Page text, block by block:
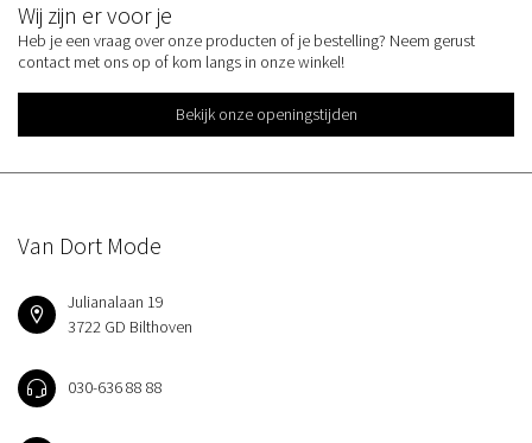
Wij zijn er voor je
Heb je een vraag over onze producten of je bestelling? Neem gerust
contact met ons op of kom langs in onze winkel!
Bekijk onze openingstijden
Van Dort Mode
Julianalaan 19
3722 GD Bilthoven
030-636 88 88